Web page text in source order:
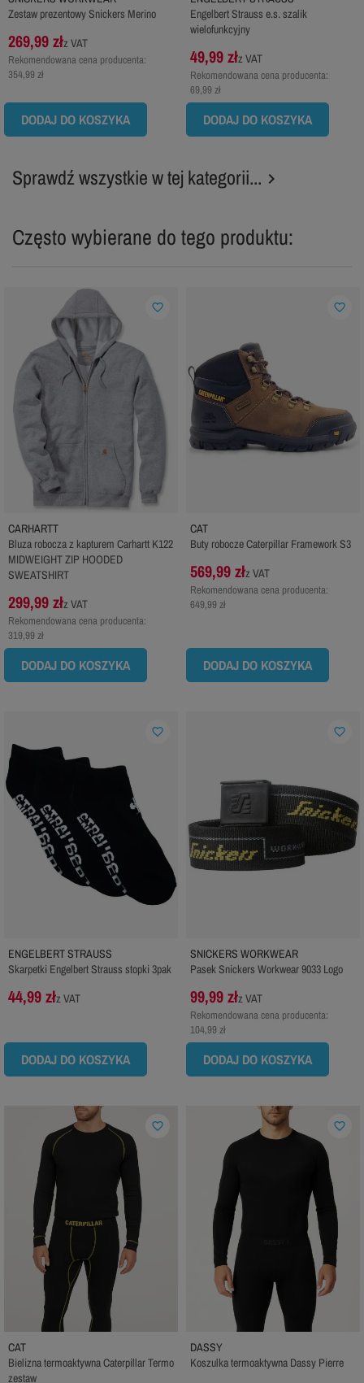
Zestaw prezentowy Snickers Merino
269,99 złz VAT
Rekomendowana cena producenta:
354,99 zł
DODAJ DO KOSZYKA
Engelbert Strauss e.s. szalik
wielofunkcyjny
49,99 złz VAT
Rekomendowana cena producenta:
69,99 zł
DODAJ DO KOSZYKA
Sprawdź wszystkie w tej kategorii... 
Często wybierane do tego produktu:
CARHARTT
Bluza robocza z kapturem Carhartt K122
MIDWEIGHT ZIP HOODED
SWEATSHIRT
299,99 złz VAT
Rekomendowana cena producenta:
319,99 zł
DODAJ DO KOSZYKA
favorite_border
CAT
Buty robocze Caterpillar Framework S3
569,99 złz VAT
Rekomendowana cena producenta:
649,99 zł
DODAJ DO KOSZYKA
favorite_border
ENGELBERT STRAUSS
Skarpetki Engelbert Strauss stopki 3pak
44,99 złz VAT
DODAJ DO KOSZYKA
favorite_border
SNICKERS WORKWEAR
Pasek Snickers Workwear 9033 Logo
99,99 złz VAT
Rekomendowana cena producenta:
104,99 zł
DODAJ DO KOSZYKA
favorite_border
CAT
Bielizna termoaktywna Caterpillar Termo
zestaw
favorite_border
DASSY
Koszulka termoaktywna Dassy Pierre
favorite_border